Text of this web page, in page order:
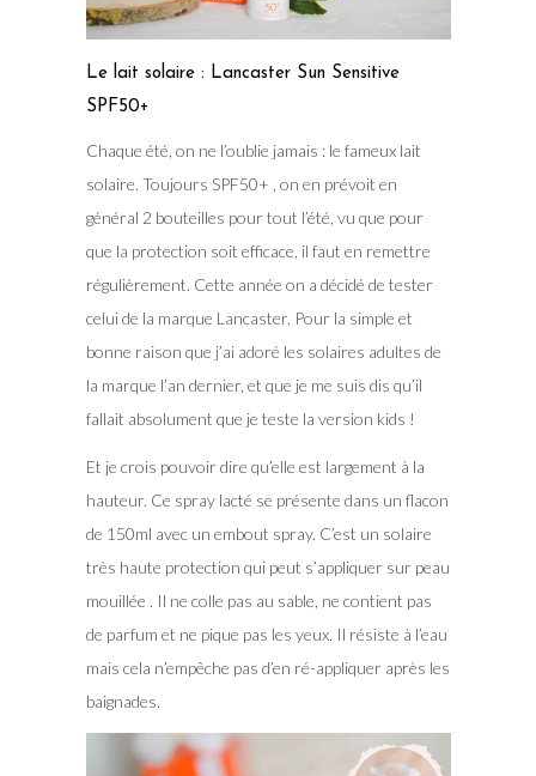
Le lait solaire : Lancaster Sun Sensitive
SPF50+
Chaque été, on ne l’oublie jamais : le fameux lait
solaire. Toujours SPF50+ , on en prévoit en
général 2 bouteilles pour tout l’été, vu que pour
que la protection soit efficace, il faut en remettre
régulièrement. Cette année on a décidé de tester
celui de la marque Lancaster. Pour la simple et
bonne raison que j’ai adoré les solaires adultes de
la marque l’an dernier, et que je me suis dis qu’il
fallait absolument que je teste la version kids !
Et je crois pouvoir dire qu’elle est largement à la
hauteur. Ce spray lacté se présente dans un flacon
de 150ml avec un embout spray. C’est un solaire
très haute protection qui peut s’appliquer sur peau
mouillée . Il ne colle pas au sable, ne contient pas
de parfum et ne pique pas les yeux. Il résiste à l’eau
mais cela n’empêche pas d’en ré-appliquer après les
baignades.